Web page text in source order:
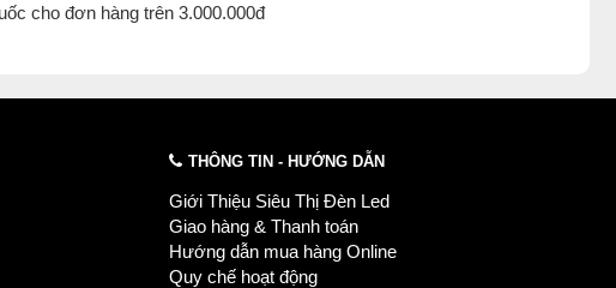
cho đơn hàng trên 3.000.000đ
THÔNG TIN - HƯỚNG DẪN
Giới Thiệu Siêu Thị Đèn Led
Giao hàng & Thanh toán
Hướng dẫn mua hàng Online
Quy chế hoạt động